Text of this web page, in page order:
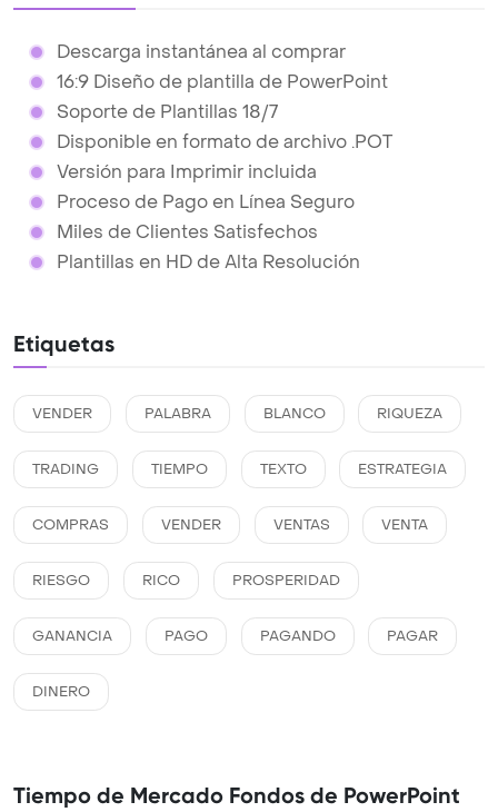
Descarga instantánea al comprar
16:9 Diseño de plantilla de PowerPoint
Soporte de Plantillas 18/7
Disponible en formato de archivo .POT
Versión para Imprimir incluida
Proceso de Pago en Línea Seguro
Miles de Clientes Satisfechos
Plantillas en HD de Alta Resolución
Etiquetas
VENDER PALABRA BLANCO RIQUEZA
TRADING TIEMPO TEXTO ESTRATEGIA
COMPRAS VENDER VENTAS VENTA
RIESGO RICO PROSPERIDAD
GANANCIA PAGO PAGANDO PAGAR
DINERO
Tiempo de Mercado Fondos de PowerPoint